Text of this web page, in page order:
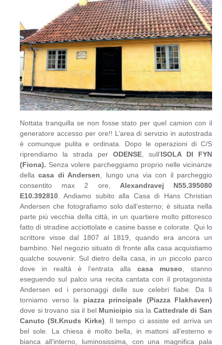
Nottata tranquilla se non fosse stato per quel camion con il
generatore accesso per ore!! L’area di servizio in autostrada
è comunque pulita e ordinata. Dopo le operazioni di C/S
riprendiamo la strada per ODENSE , sull’ISOLA DI FYN
(Fiona). Senza volere parcheggiamo proprio nelle vicinanze
dellacasa di Andersen , lungo una via con il parcheggio
consentito max 2 ore, Alexandravej N55.395080
E10.392810 . Andiamo subito alla Casa di Hans Christian
Andersen che fotografiamo solo dall’esterno; è situata nella
parte più vecchia della città, in un quartiere molto pittoresco
fatto di stradine acciottolate e casine basse e colorate. Qui lo
scrittore visse dal 1807 al 1819, quando era ancora un
bambino. Nel negozio situato di fronte alla casa acquistiamo
qualche souvenir. Sul dietro della casa, in un piccolo parco
dove in realtà è l’entrata alla casa museo , stanno
eseguendo sul palco una recita cantata con il protagonista
Andersen ed i personaggi delle sue celebri fiabe. Da lì
torniamo verso la piazza principale (Piazza Flakhaven)
dove si trovano sia il bel Municipio sia la Cattedrale di San
Canuto (St.Knuds Kirke) . Il tempo ci assiste ed arriva un
bel sole. La chiesa è molto bella, in mattoni all’esterno e
bianca all’interno, luminosissima, con una magnifica pala